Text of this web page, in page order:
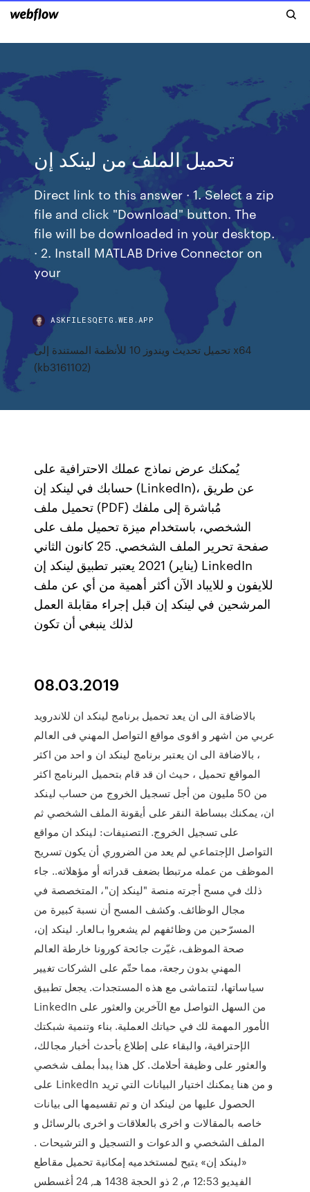
تحميل الملف من لينكد إن
Direct link to this answer · 1. Select a zip
file and click "Download" button. The
file will be downloaded in your desktop.
· 2. Install MATLAB Drive Connector on
your
ASKFILESQETG.WEB.APP
تحميل تحديث ويندوز 10 للأنظمة المستندة إلى x64
(kb3161102)
يُمكنك عرض نماذج عملك الاحترافية على
حسابك في لينكد إن (LinkedIn)، عن طريق
تحميل ملف (PDF) مُباشرة إلى ملفك
الشخصي، باستخدام ميزة تحميل ملف على
صفحة تحرير الملف الشخصي. 25 كانون الثاني
(يناير) 2021 يعتبر تطبيق لينكد إن LinkedIn
للايفون و للايباد الآن أكثر أهمية من أي عن ملف
المرشحين في لينكد إن قبل إجراء مقابلة العمل
08.03.2019
بالاضافة الى ان يعد تحميل برنامج لينكد ان للاندرويد
عربي من اشهر و اقوى مواقع التواصل المهني فى العالم
، بالاضافة الى ان يعتبر برنامج لينكد ان و احد من اكثر
المواقع تحميل ، حيث ان قد قام بتحميل البرنامج اكثر
من 50 مليون من أجل تسجيل الخروج من حساب لينكد
ان، يمكنك ببساطة النقر على أيقونة الملف الشخصي ثم
على تسجيل الخروج. التصنيفات: لينكد ان مواقع
التواصل الإجتماعي لم يعد من الضروري أن يكون تسريح
الموظف من عمله مرتبطا بضعف قدراته أو مؤهلاته.. جاء
ذلك في مسح أجرته منصة "لينكد إن"، المتخصصة في
مجال الوظائف. وكشف المسح أن نسبة كبيرة من
المسرّحين من وظائفهم لم يشعروا بـالعار. لينكد إن،
صحة الموظف، غيّرت جائحة كورونا خارطة العالم
المهني بدون رجعة، مما حتّم على الشركات تغيير
سياساتها، لتتماشى مع هذه المستجدات. يجعل تطبيق
LinkedIn من السهل التواصل مع الآخرين والعثور على
الأمور المهمة لك في حياتك العملية. بناء وتنمية شبكتك
الإحترافية، والبقاء على إطلاع بأحدث أخبار مجالك،
والعثور على وظيفة أحلامك. كل هذا يبدأ بملف شخصي
على LinkedIn و من هنا يمكنك اختيار البيانات التي تريد
الحصول عليها من لينكد ان و تم تقسيمها الى بيانات
خاصه بالمقالات و اخرى بالعلاقات و اخرى بالرسائل و
الملف الشخصي و الدعوات و التسجيل و الترشيحات .
«لينكد إن» يتيح لمستخدميه إمكانية تحميل مقاطع
الفيديو 12:53 م, 2 ذو الحجة 1438 هـ, 24 أغسطس